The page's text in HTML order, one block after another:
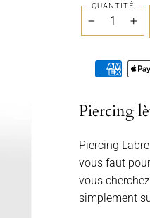
QUANTITÉ
Piercing
Piercing
vous faut
vous
simplement